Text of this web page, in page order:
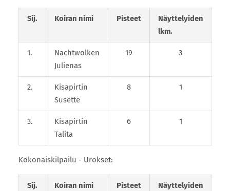
Sij. Koiran nimi Pisteet
Näyttelyiden
lkm.
1.
Nachtwolken
Julienas
19 3
2.
Kisapirtin
Susette
8 1
3.
Kisapirtin
Talita
6 1
Kokonaiskilpailu - Urokset:
Sij. Koiran nimi Pisteet
Näyttelyiden